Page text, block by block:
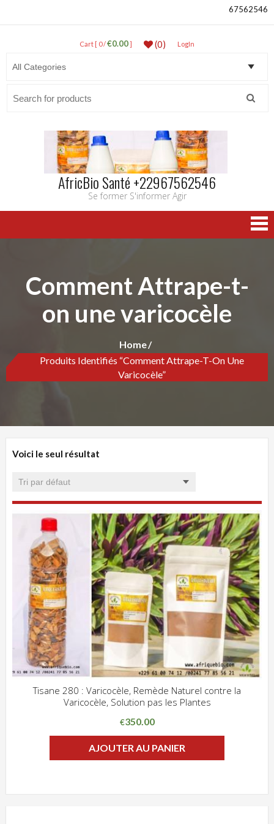
67562546
Cart [ 0 /€0.00] (0) LogIn
AfricBio Santé +22967562546
Se former S'informer Agir
Comment Attrape-t-
on une varicocèle
Home
Produits Identifiés “Comment Attrape-T-On Une
Varicocèle”
Voici le seul résultat
CLIQUEZ POUR VOIR
ADD WISHLIST
Tisane 280 : Varicocèle, Remède Naturel contre la
Varicocèle, Solution pas les Plantes
€350.00
AJOUTER AU PANIER